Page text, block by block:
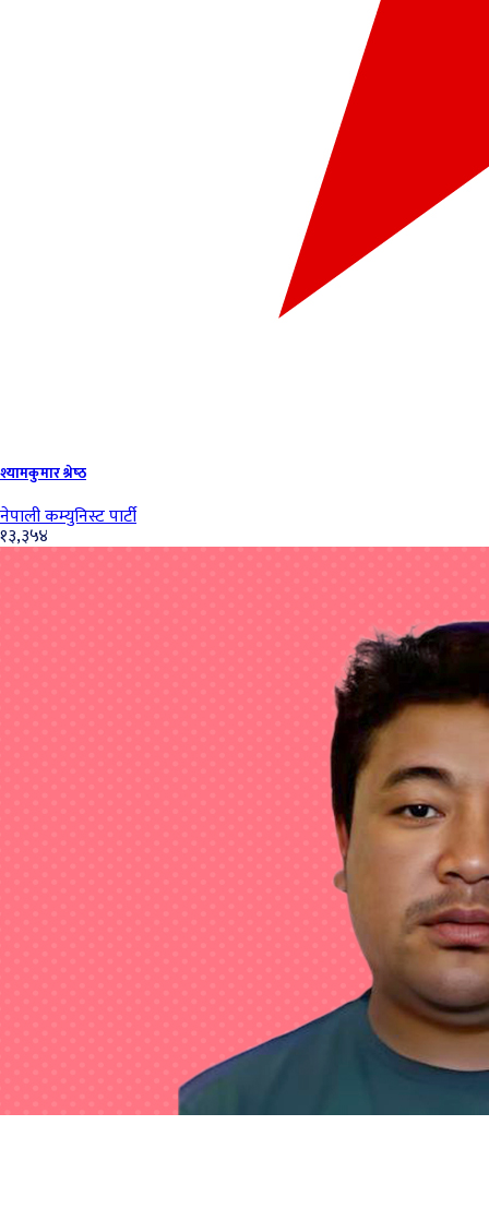
श्यामकुमार श्रेष्‍ठ
नेपाली कम्युनिस्ट पार्टी
१३,३५४